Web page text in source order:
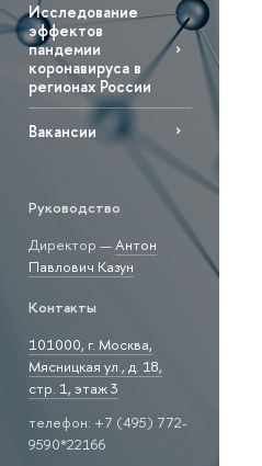
Исследование
эффектов
пандемии
коронавируса в
регионах России
Вакансии
Руководство
Директор —Антон
Павлович Казун
Контакты
101000, г. Москва,
Мясницкая ул., д. 18,
стр. 1, этаж 3
телефон: +7 (495) 772-
9590*22166